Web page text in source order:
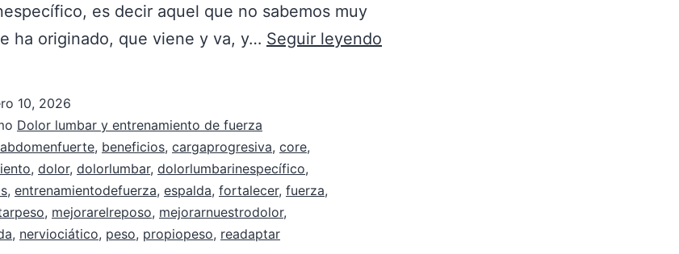
es decir aquel que no sabemos muy
ha originado, que viene y va, y… Seguir leyendo
10, 2026
Dolor lumbar y entrenamiento de fuerza
abdomenfuerte, beneficios, cargaprogresiva, core,
, dolor, dolorlumbar, dolorlumbarinespecífico,
, entrenamientodefuerza, espalda, fortalecer, fuerza,
, mejorarelreposo, mejorarnuestrodolor,
, nerviociático, peso, propiopeso, readaptar